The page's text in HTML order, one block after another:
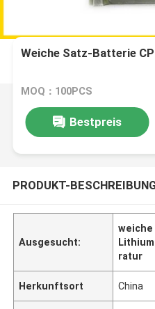
Weiche Satz-Batterie
MOQ：100PCS
Bestpreis
PRODUKT-
Ausgesucht:
ratur
Herkunftsort China